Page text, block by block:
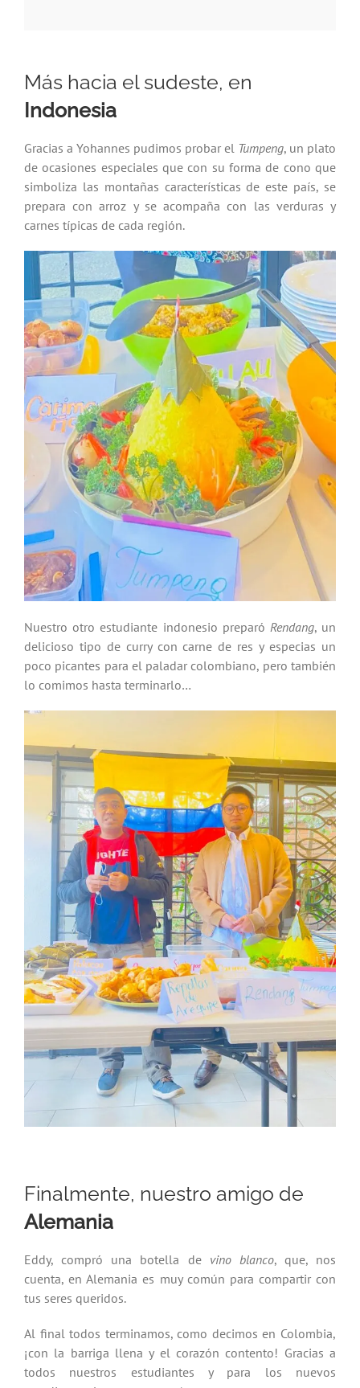
Más hacia el sudeste, en
Indonesia
Gracias a Yohannes pudimos probar el Tumpeng, un plato
de ocasiones especiales que con su forma de cono que
simboliza las montañas características de este país, se
prepara con arroz y se acompaña con las verduras y
carnes típicas de cada región.
Nuestro otro estudiante indonesio preparó Rendang, un
delicioso tipo de curry con carne de res y especias un
poco picantes para el paladar colombiano, pero también
lo comimos hasta terminarlo…
Finalmente, nuestro amigo de
Alemania
Eddy, compró una botella devino blanco, que, nos
cuenta, en Alemania es muy común para compartir con
tus seres queridos.
Al final todos terminamos, como decimos en Colombia,
¡con la barriga llena y el corazón contento! Gracias a
todos nuestros estudiantes y para los nuevos